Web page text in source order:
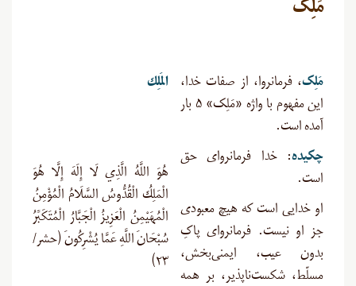
مَلِک
مَلِک، فرمانروا، از صفات خدا،
این مفهوم با واژه «مَلِک» ۵ بار
آمده است.
چکیده: خدا فرمانروای حق
است.
او خدایی است که هیچ معبودی
جز او نیست. فرمانروای پاکِ
بدون عیب، ایمنی‌بخش،
مسلّط، شکست‌ناپذیر، بر همه
المَلِك
هُوَ اللَّهُ الَّذِي لَا إِلَهَ إِلَّا هُوَ
الْمَلِكُ الْقُدُّوسُ السَّلَامُ الْمُؤْمِنُ
الْمُهَيْمِنُ الْعَزِيزُ الْجَبَّارُ الْمُتَكَبِّرُ
سُبْحَانَ اللَّهِ عَمَّا يُشْرِكُونَ (حشر/
۲۳)